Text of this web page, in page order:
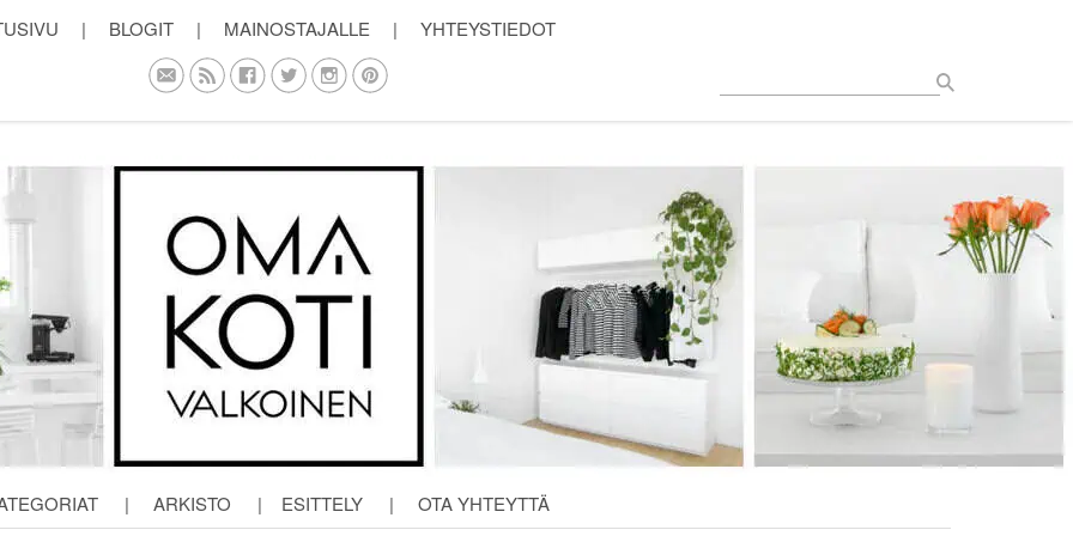
| BLOGIT | MAINOSTAJALLE | YHTEYSTIEDOT
| ARKISTO | ESITTELY | OTA YHTEYTTÄ